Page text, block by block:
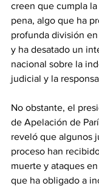
creen que cumpla
pena, algo que ha
profunda división
y ha desatado un
nacional sobre la
judicial y la
No obstante, el
de Apelación de
reveló que algunos
proceso han
muerte y ataques
que ha obligado a